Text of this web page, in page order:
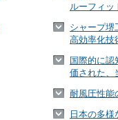
ルーフィッ
シャープ堺
高効率化技
国際的に
価された、
耐風圧性能
日本の多